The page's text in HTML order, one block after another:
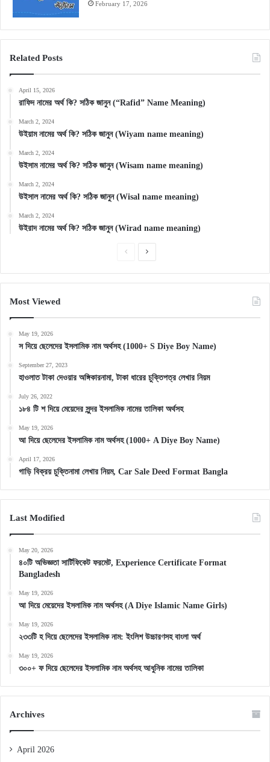
February 17, 2026
Related Posts
April 15, 2026
রাফিদ নামের অর্থ কি? সঠিক জানুন (“Rafid” Name Meaning)
March 2, 2024
উইয়াম নামের অর্থ কি? সঠিক জানুন (Wiyam name meaning)
March 2, 2024
উইসাম নামের অর্থ কি? সঠিক জানুন (Wisam name meaning)
March 2, 2024
উইসাল নামের অর্থ কি? সঠিক জানুন (Wisal name meaning)
March 2, 2024
উইরাদ নামের অর্থ কি? সঠিক জানুন (Wirad name meaning)
PreviousNext
Most Viewed
May 19, 2026
স দিয়ে ছেলেদের ইসলামিক নাম অর্থসহ (1000+ S Diye Boy Name)
September 27, 2023
হাওলাত টাকা দেওয়ার অঙ্গিকারনামা, টাকা ধারের চুক্তিপত্র লেখার নিয়ম
July 26, 2022
১৮৪ টি শ দিয়ে মেয়েদের সুন্দর ইসলামিক নামের তালিকা অর্থসহ
May 19, 2026
আ দিয়ে ছেলেদের ইসলামিক নাম অর্থসহ (1000+ A Diye Boy Name)
April 17, 2026
গাড়ি বিক্রয় চুক্তিনামা লেখার নিয়ম, Car Sale Deed Format Bangla
Last Modified
May 20, 2026
৪০টি অভিজ্ঞতা সার্টিফিকেট ফরমেট, Experience Certificate Format
Bangladesh
May 19, 2026
আ দিয়ে মেয়েদের ইসলামিক নাম অর্থসহ (A Diye Islamic Name Girls)
May 19, 2026
২৩৩টি হ দিয়ে ছেলেদের ইসলামিক নাম: ইংলিশ উচ্চারণসহ বাংলা অর্থ
May 19, 2026
৩০০+ ফ দিয়ে ছেলেদের ইসলামিক নাম অর্থসহ আধুনিক নামের তালিকা
Archives
April 2026